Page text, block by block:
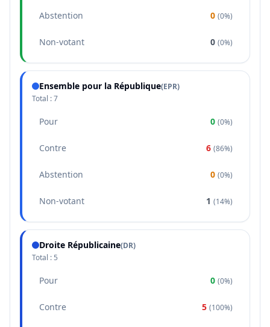
Abstention 0 (0%)
Non-votant 0 (0%)
Ensemble pour la République(EPR)
Total :7
Pour 0 (0%)
Contre 6 (86%)
Abstention 0 (0%)
Non-votant 1 (14%)
Droite Républicaine(DR)
Total : 5
Pour 0 (0%)
Contre 5 (100%)